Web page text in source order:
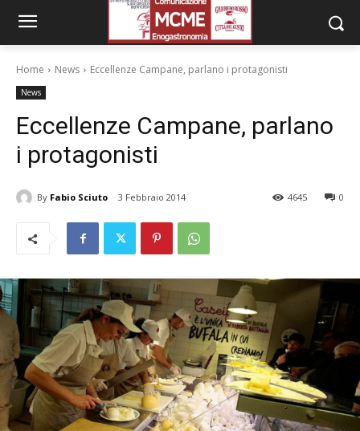
Home News Eccellenze Campane, parlano i protagonisti
News
Eccellenze Campane, parlano
i protagonisti
By Fabio Sciuto 3 Febbraio 2014 0
4645